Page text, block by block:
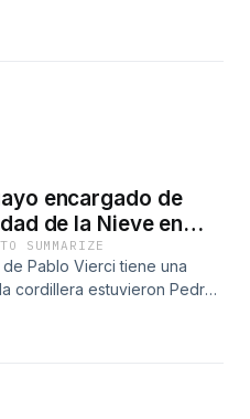
encargado de
de la Nieve en
SUMMARIZE
Pablo Vierci tiene una
cordillera estuvieron Pedro
Antonio Bayona.